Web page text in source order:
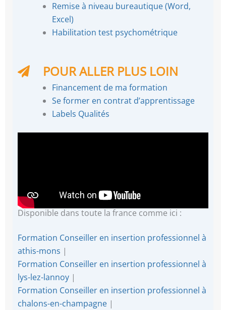
Remise à niveau bureautique (Word,
Excel)
Habilitation test psychométrique
POUR ALLER PLUS LOIN
Financement de ma formation
Se former en contrat d’apprentissage
Labels Qualités
Disponible dans toute la france comme ici :
Formation Conseiller en insertion professionnel à
athis-mons |
Formation Conseiller en insertion professionnel à
lys-lez-lannoy |
Formation Conseiller en insertion professionnel à
chalons-en-champagne |